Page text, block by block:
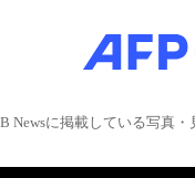
Newsに掲載している写真